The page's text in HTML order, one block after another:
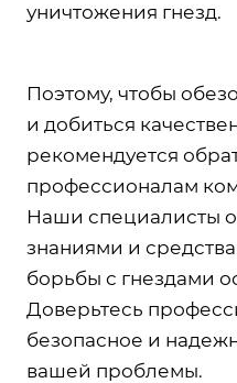
уничтожения гнезд.
Поэтому, чтобы
и добиться
рекомендуется
профессионалам
Наши специалисты
знаниями и
борьбы с гнездами
Доверьтесь
безопасное и
вашей проблемы.